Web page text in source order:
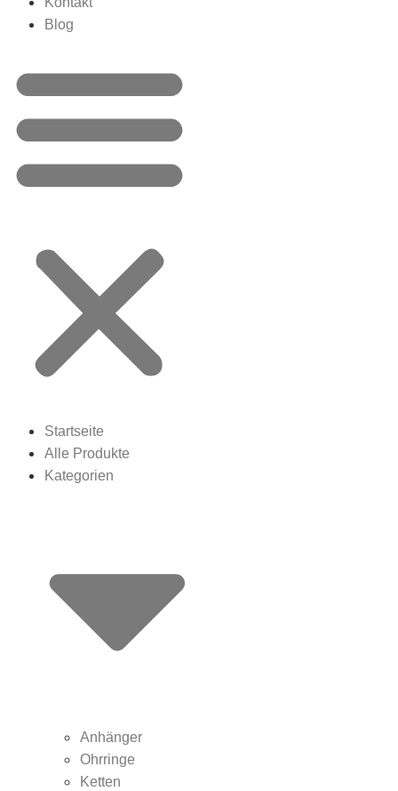
Blog
Startseite
Alle Produkte
Kategorien
Anhänger
Ohrringe
Ketten